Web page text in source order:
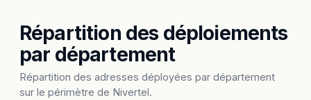
Répartition des déploiements
par département
Répartition des adresses déployées par département
sur le périmètre de Nivertel.